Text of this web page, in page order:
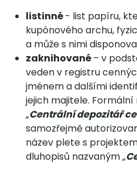
listinné- list papíru,
kupónového archu,
a může s nimi
zaknihované– v
veden v registru
jménem a dalšími
jejich majitele.
„Centrální depozitář
samozřejmě
název plete s
dluhopisů nazvaným „